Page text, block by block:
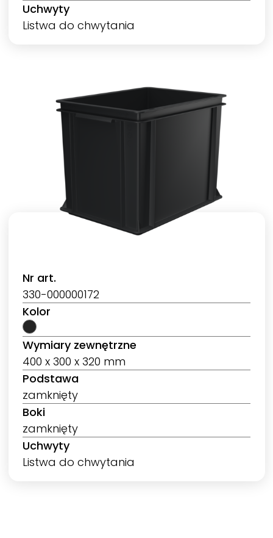
Uchwyty
Listwa do chwytania
Nr art.
330-000000172
Kolor
Wymiary zewnętrzne
400 x 300 x 320 mm
Podstawa
zamknięty
Boki
zamknięty
Uchwyty
Listwa do chwytania